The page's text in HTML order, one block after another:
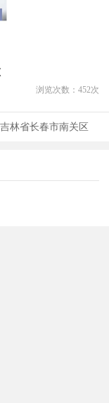
浏览次数： 452次
吉林省长春市南关区